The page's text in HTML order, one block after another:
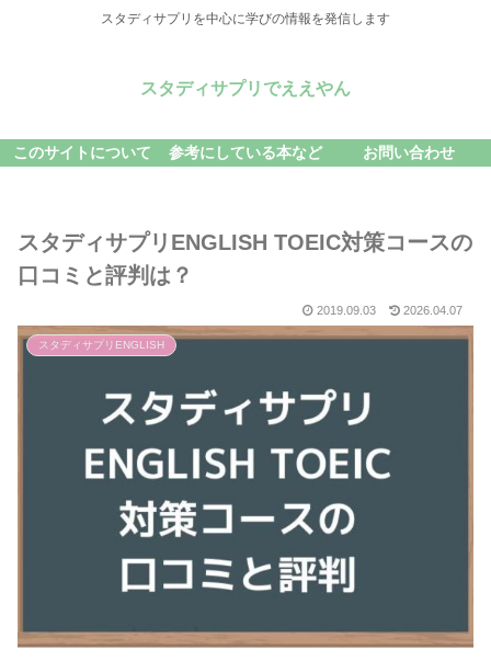
スタディサプリを中心に学びの情報を発信します
スタディサプリでええやん
このサイトについて 参考にしている本など お問い合わせ
スタディサプリENGLISH TOEIC対策コースの
口コミと評判は？
2019.09.03 2026.04.07
スタディサプリENGLISH